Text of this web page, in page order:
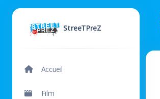
StreeTPreZ
Accueil
Film